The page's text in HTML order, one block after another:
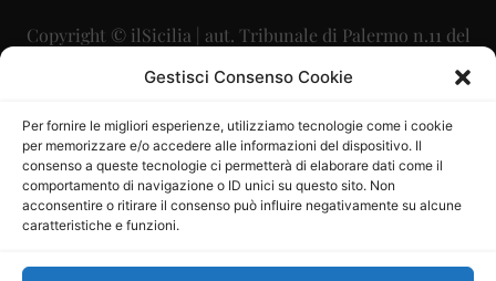
Gestisci Consenso Cookie
Per fornire le migliori esperienze, utilizziamo tecnologie come i cookie
per memorizzare e/o accedere alle informazioni del dispositivo. Il
consenso a queste tecnologie ci permetterà di elaborare dati come il
comportamento di navigazione o ID unici su questo sito. Non
acconsentire o ritirare il consenso può influire negativamente su alcune
caratteristiche e funzioni.
Copyright © ilSicilia | aut. Tribunale di Palermo n.11 del
29/09/2015
Direttore Editoriale: Maurizio Scaglione
Direttore Responsabile: Maria Calabrese